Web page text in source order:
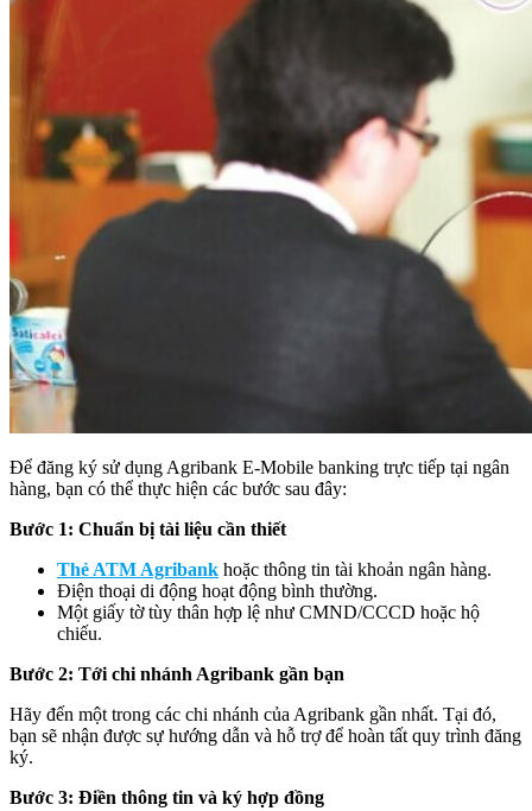
Để đăng ký sử dụng Agribank E-Mobile banking trực tiếp tại ngân
hàng, bạn có thể thực hiện các bước sau đây:
Bước 1: Chuẩn bị tài liệu cần thiết
Thẻ ATM Agribank hoặc thông tin tài khoản ngân hàng.
Điện thoại di động hoạt động bình thường.
Một giấy tờ tùy thân hợp lệ như CMND/CCCD hoặc hộ
chiếu.
Bước 2: Tới chi nhánh Agribank gần bạn
Hãy đến một trong các chi nhánh của Agribank gần nhất. Tại đó,
bạn sẽ nhận được sự hướng dẫn và hỗ trợ để hoàn tất quy trình đăng
ký.
Bước 3: Điền thông tin và ký hợp đồng